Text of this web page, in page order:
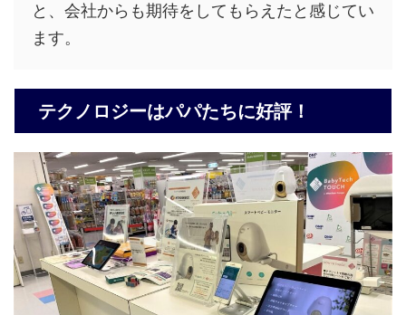
と、会社からも期待をしてもらえたと感じてい
ます。
テクノロジーはパパたちに好評！